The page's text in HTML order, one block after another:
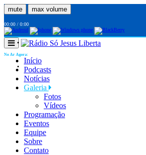
mute max volume
00:00 / 0:00
No Ar Agora:
Início
Podcasts
Notícias
Galeria
Fotos
Vídeos
Programação
Eventos
Equipe
Sobre
Contato